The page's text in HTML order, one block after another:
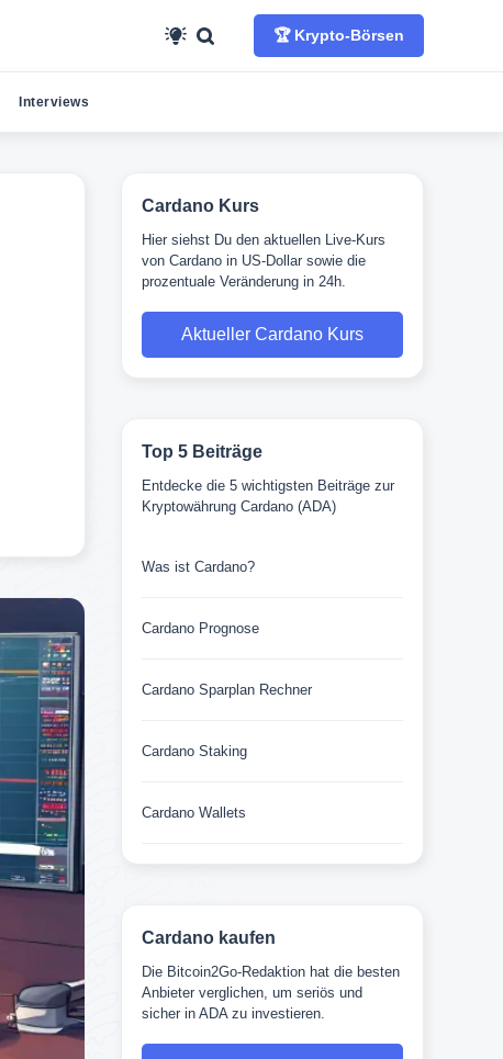
🏆 Krypto-Börsen
Interviews
Cardano Kurs
Hier siehst Du den aktuellen Live-Kurs
von Cardano in US-Dollar sowie die
prozentuale Veränderung in 24h.
Aktueller Cardano Kurs
Top 5 Beiträge
Entdecke die 5 wichtigsten Beiträge zur
Kryptowährung Cardano (ADA)
Was ist Cardano?
Cardano Prognose
Cardano Sparplan Rechner
Cardano Staking
Cardano Wallets
Cardano kaufen
Die Bitcoin2Go-Redaktion hat die besten
Anbieter verglichen, um seriös und
sicher in ADA zu investieren.